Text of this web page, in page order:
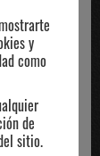
y
como
de
sitio.